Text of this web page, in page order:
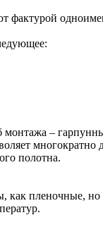
фактурой
–
полотна.
как пленочные,